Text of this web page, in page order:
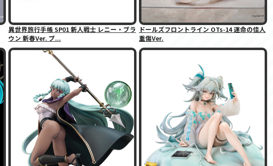
異世界旅行手帳 SP01 新人戦士 レニー・ブラ
ウン 新春Ver. プ...
ドールズフロントライン OTs-14 運命の佳人
重傷Ver.